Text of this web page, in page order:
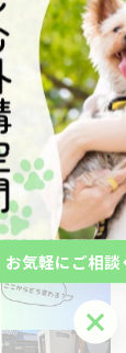
ドッグラン
ペット対応
ドッグスペース
犬用フェンス
最近の投稿
お気軽にご相
お気軽にご相談